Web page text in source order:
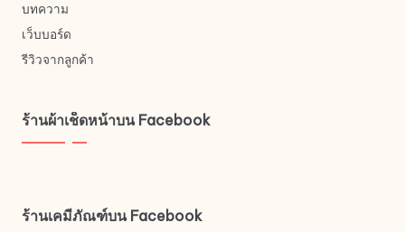
บทความ
เว็บบอร์ด
รีวิวจากลูกค้า
ร้านผ้าเช็ดหน้าบน Facebook
ร้านเคมีภัณฑ์บน Facebook